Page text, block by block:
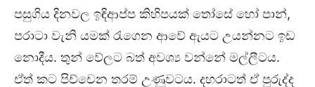
පසුගිය දිනවල ඉඳිආප්ප කිහිපයක් තෝසේ හෝ පාන්,
පරාටා වැනි යමක් රැගෙන ආවේ ඇයට උයන්නට ඉඩ
නොදීය. තුන් වේලට බත් අවශ්‍ය වන්නේ මල්ලීටය.
ඒත් කට පිච්චෙන තරම් උණුවටය. දහරාටත් ඒ පුරුද්ද